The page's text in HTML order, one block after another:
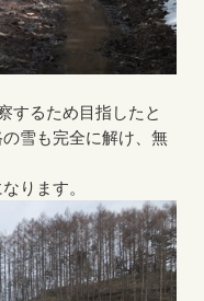
するため目指したと
雪も完全に解け、無
ります。